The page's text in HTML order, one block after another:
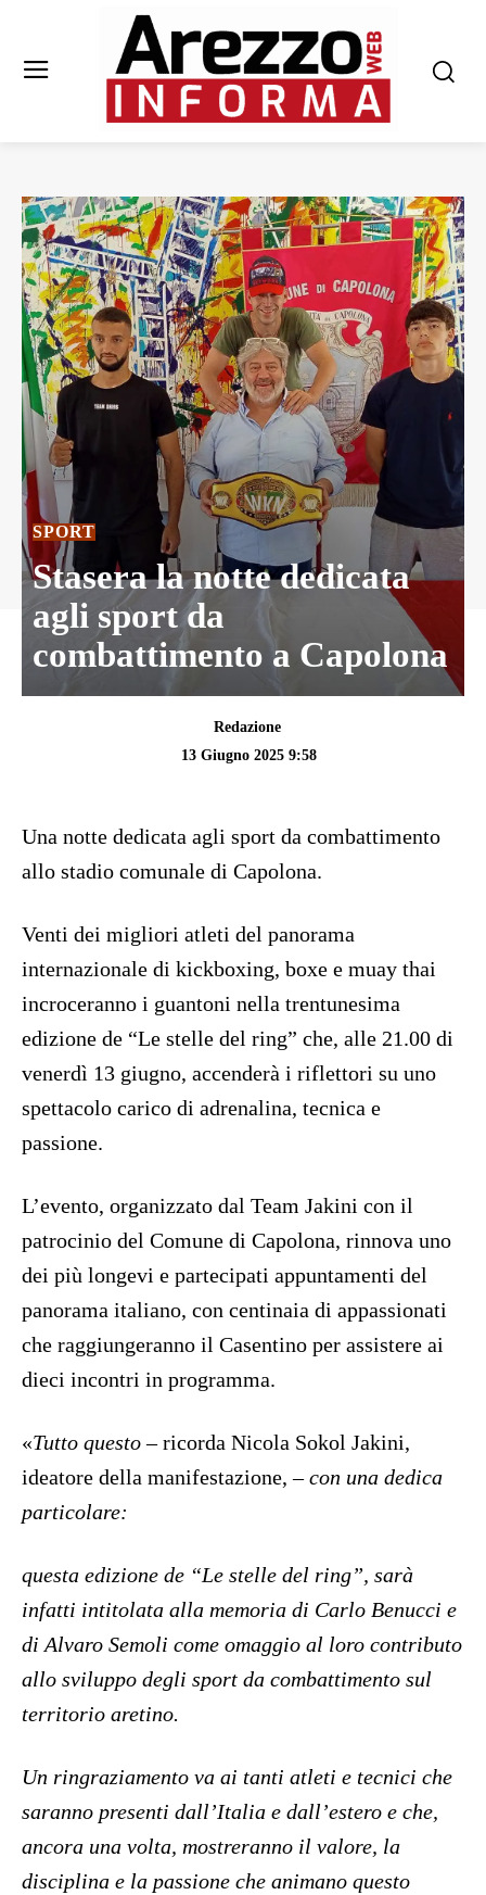
SPORT
Stasera la notte dedicata
agli sport da
combattimento a Capolona
Redazione
13 Giugno 2025 9:58
Una notte dedicata agli sport da combattimento
allo stadio comunale di Capolona.
Venti dei migliori atleti del panorama
internazionale di kickboxing, boxe e muay thai
incroceranno i guantoni nella trentunesima
edizione de “Le stelle del ring” che, alle 21.00 di
venerdì 13 giugno, accenderà i riflettori su uno
spettacolo carico di adrenalina, tecnica e
passione.
L’evento, organizzato dal Team Jakini con il
patrocinio del Comune di Capolona, rinnova uno
dei più longevi e partecipati appuntamenti del
panorama italiano, con centinaia di appassionati
che raggiungeranno il Casentino per assistere ai
dieci incontri in programma.
«Tutto questo– ricorda Nicola Sokol Jakini,
ideatore della manifestazione, –con una dedica
particolare:
questa edizione de “Le stelle del ring”, sarà
infatti intitolata alla memoria di Carlo Benucci e
di Alvaro Semoli come omaggio al loro contributo
allo sviluppo degli sport da combattimento sul
territorio aretino.
Un ringraziamento va ai tanti atleti e tecnici che
saranno presenti dall’Italia e dall’estero e che,
ancora una volta, mostreranno il valore, la
disciplina e la passione che animano questo